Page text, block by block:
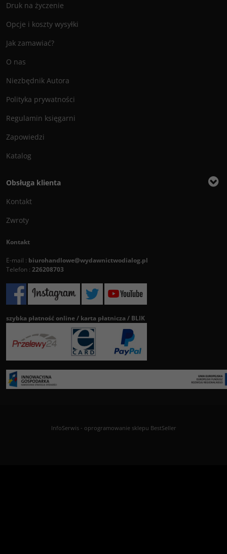
Druk na życzenie
Opcje i koszty wysyłki
Jak zamawiać?
O nas
Niezbędnik Autora
Polityka prywatności
Regulamin księgarni
Zapowiedzi
Katalog
Obsługa klienta
Kontakt
Zwroty
Kontakt
E-mail : biurohandlowe@wydawnictwodialog.pl
Telefon : 226208703
szybka płatność online / karta płatnicza / BLIK
InfoSerwis- oprogramowanie sklepu BestSeller